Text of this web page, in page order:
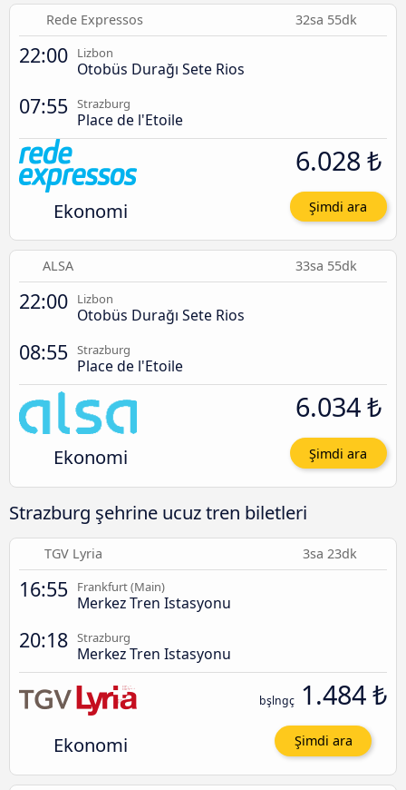
Rede Expressos 32sa 55dk
22:00 Lizbon
Otobüs Durağı Sete Rios
07:55 Strazburg
Place de l'Etoile
Ekonomi
6.028 ₺
Şimdi ara
ALSA 33sa 55dk
22:00 Lizbon
Otobüs Durağı Sete Rios
08:55 Strazburg
Place de l'Etoile
Ekonomi
6.034 ₺
Şimdi ara
Strazburg şehrine ucuz tren biletleri
TGV Lyria 3sa 23dk
16:55 Frankfurt (Main)
Merkez Tren Istasyonu
20:18 Strazburg
Merkez Tren Istasyonu
Ekonomi
bşlngç 1.484 ₺
Şimdi ara